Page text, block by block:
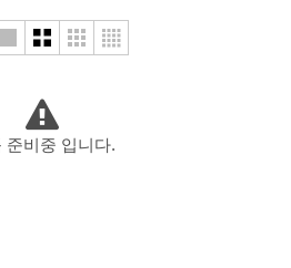
준비중 입니다.